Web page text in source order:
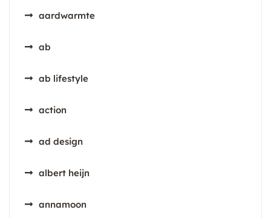
aardwarmte
ab
ab lifestyle
action
ad design
albert heijn
annamoon